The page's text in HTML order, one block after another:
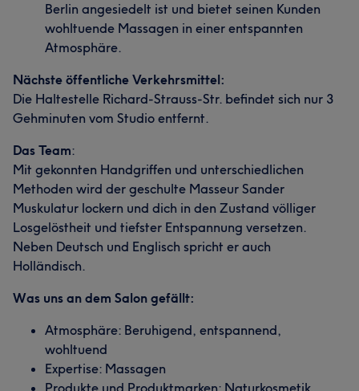
Berlin angesiedelt ist und bietet seinen Kunden
wohltuende Massagen in einer entspannten
Atmosphäre.
Nächste öffentliche Verkehrsmittel:
Die Haltestelle Richard-Strauss-Str. befindet sich nur 3
Gehminuten vom Studio entfernt.
Das Team:
Mit gekonnten Handgriffen und unterschiedlichen
Methoden wird der geschulte Masseur Sander
Muskulatur lockern und dich in den Zustand völliger
Losgelöstheit und tiefster Entspannung versetzen.
Neben Deutsch und Englisch spricht er auch
Holländisch.
Was uns an dem Salon gefällt:
Atmosphäre: Beruhigend, entspannend,
wohltuend
Expertise: Massagen
Produkte und Produktmarken: Naturkosmetik,